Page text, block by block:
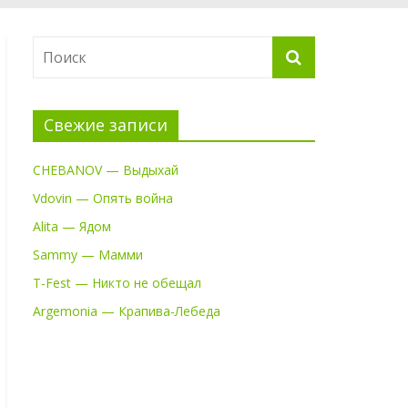
Свежие записи
CHEBANOV — Выдыхай
Vdovin — Опять война
Alita — Ядом
Sammy — Мамми
T-Fest — Никто не обещал
Argemonia — Крапива-Лебеда